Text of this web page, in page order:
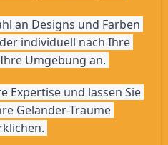
an Designs und Farben
individuell nach Ihre
Umgebung an.
Expertise und lassen Sie
Geländer-Träume